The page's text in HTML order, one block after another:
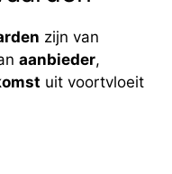
zijn van
aanbieder,
uit voortvloeit